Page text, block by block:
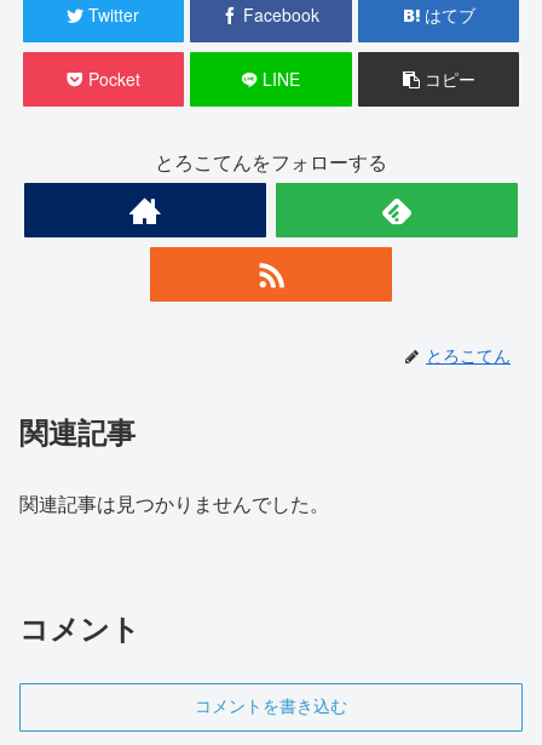
Twitter Facebook はてブ
Pocket LINE コピー
とろこてんをフォローする
とろこてん
関連記事
関連記事は見つかりませんでした。
コメント
コメントを書き込む